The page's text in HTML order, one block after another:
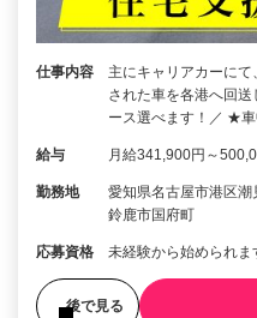
仕事内容
主にキャリアカーに
された車を各港へ回
ース選べます！／ ★
給与 月給341,900円～
勤務地
愛知県名古屋市港区
鈴鹿市国府町
応募資格 未経験から始められま
後で見る